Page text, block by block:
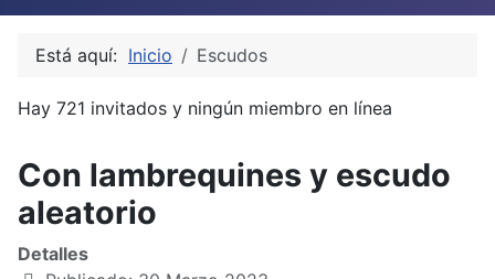
Está aquí: Inicio Escudos
Hay 721 invitados y ningún miembro en línea
Con lambrequines y escudo
aleatorio
Detalles